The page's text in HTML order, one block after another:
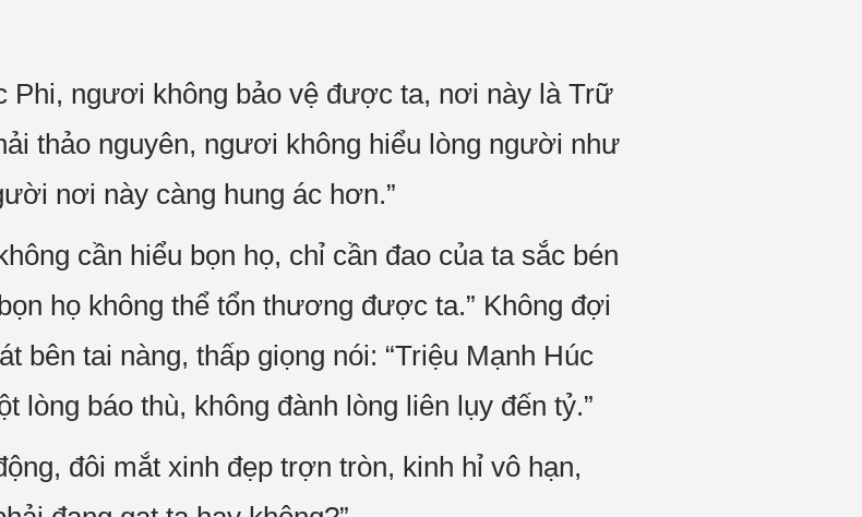
Phi, ngươi không bảo vệ được ta, nơi này là Trữ
thảo nguyên, ngươi không hiểu lòng người như
nơi này càng hung ác hơn.”
cần hiểu bọn họ, chỉ cần đao của ta sắc bén
họ không thể tổn thương được ta.” Không đợi
bên tai nàng, thấp giọng nói: “Triệu Mạnh Húc
lòng báo thù, không đành lòng liên lụy đến tỷ.”
đôi mắt xinh đẹp trợn tròn, kinh hỉ vô hạn,